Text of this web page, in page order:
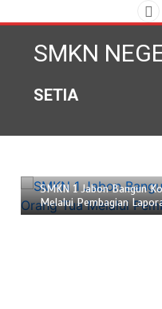
to
contentSMKN
SETIA
SMKN 1 Jabon Bangun
Melalui Pembagian